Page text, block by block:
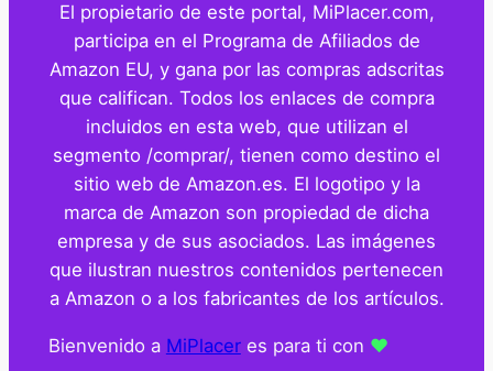
El propietario de este portal, MiPlacer.com,
participa en el Programa de Afiliados de
Amazon EU, y gana por las compras adscritas
que califican. Todos los enlaces de compra
incluidos en esta web, que utilizan el
segmento /comprar/, tienen como destino el
sitio web de Amazon.es. El logotipo y la
marca de Amazon son propiedad de dicha
empresa y de sus asociados. Las imágenes
que ilustran nuestros contenidos pertenecen
a Amazon o a los fabricantes de los artículos.
Bienvenido a MiPlaceres para ti con ❤